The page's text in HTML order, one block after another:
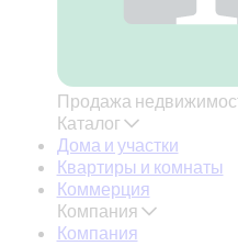
Продажа
Каталог
Дома и участки
Квартиры и комнаты
Коммерция
Компания
Компания